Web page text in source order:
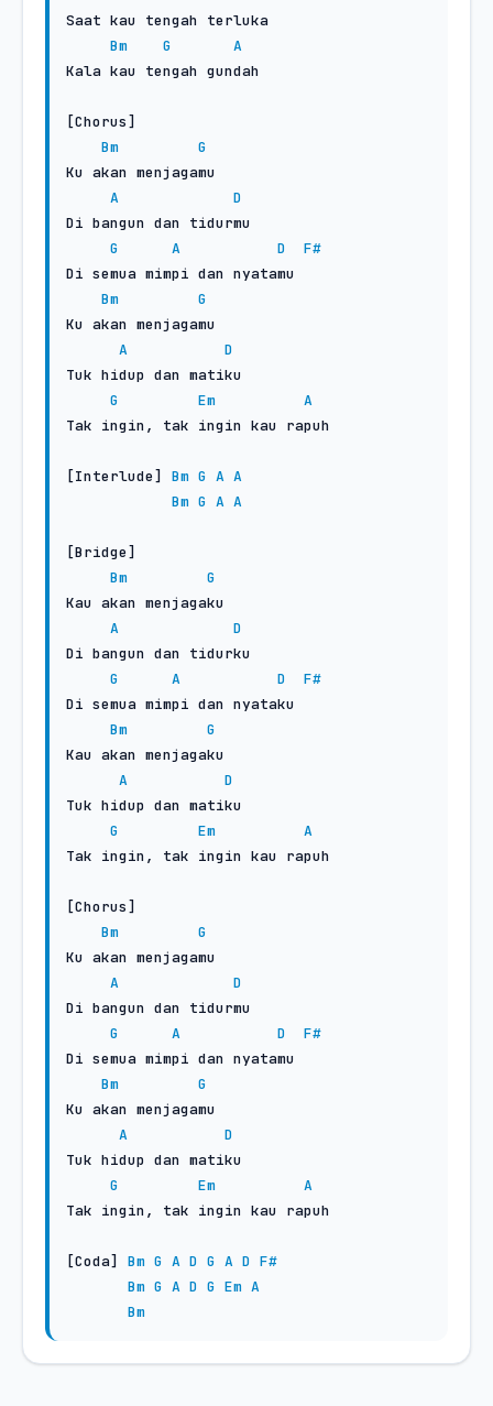
Saat kau tengah terluka
Bm
G
A
Kala kau tengah gundah
[Chorus]
Bm
G
Ku akan menjagamu
A
D
Di bangun dan tidurmu
G
A D
F#
Di semua mimpi dan nyatamu
Bm
G
Ku akan menjagamu
A
D
Tuk hidup dan matiku
G
Em
A
Tak ingin, tak ingin kau rapuh
[Interlude] Bm G A A
Bm G A A
[Bridge]
Bm
G
Kau akan menjagaku
A
D
Di bangun dan tidurku
G
A D
F#
Di semua mimpi dan nyataku
Bm
G
Kau akan menjagaku
A
D
Tuk hidup dan matiku
G
Em
A
Tak ingin, tak ingin kau rapuh
[Chorus]
Bm
G
Ku akan menjagamu
A
D
Di bangun dan tidurmu
G
A D
F#
Di semua mimpi dan nyatamu
Bm
G
Ku akan menjagamu
A
D
Tuk hidup dan matiku
G
Em
A
Tak ingin, tak ingin kau rapuh
[Coda] Bm G A D G A D F#
Bm G A D G Em A
Bm